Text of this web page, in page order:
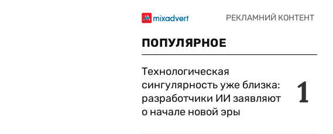
ПОПУЛЯРНОЕ
1
Технологическая
сингулярность уже близка:
разработчики ИИ заявляют
о начале новой эры